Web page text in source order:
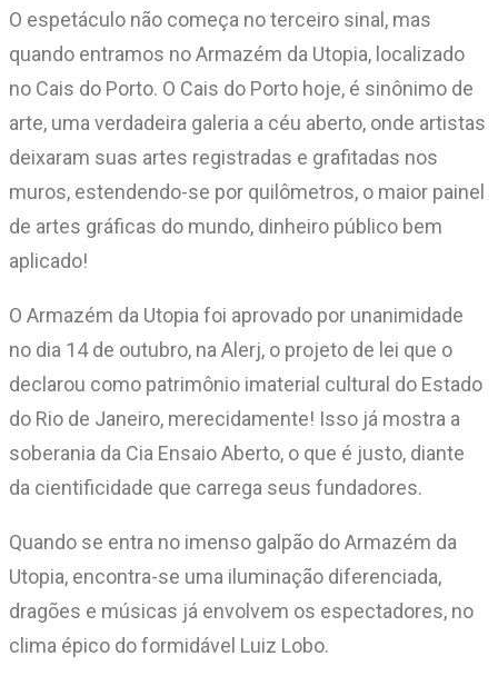
O espetáculo não começa no terceiro sinal, mas
quando entramos no Armazém da Utopia, localizado
no Cais do Porto. O Cais do Porto hoje, é sinônimo de
arte, uma verdadeira galeria a céu aberto, onde artistas
deixaram suas artes registradas e grafitadas nos
muros, estendendo-se por quilômetros, o maior painel
de artes gráficas do mundo, dinheiro público bem
aplicado!
O Armazém da Utopia foi aprovado por unanimidade
no dia 14 de outubro, na Alerj, o projeto de lei que o
declarou como patrimônio imaterial cultural do Estado
do Rio de Janeiro, merecidamente! Isso já mostra a
soberania da Cia Ensaio Aberto, o que é justo, diante
da cientificidade que carrega seus fundadores.
Quando se entra no imenso galpão do Armazém da
Utopia, encontra-se uma iluminação diferenciada,
dragões e músicas já envolvem os espectadores, no
clima épico do formidável Luiz Lobo.